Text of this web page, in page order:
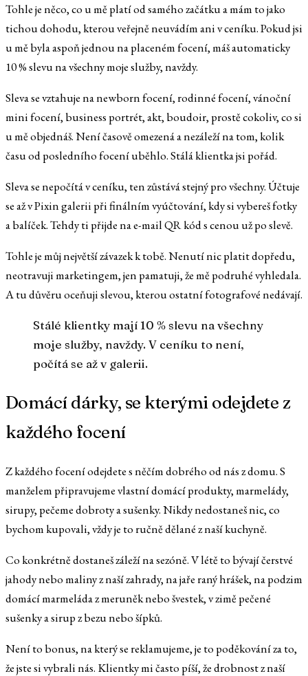
Tohle je něco, co u mě platí od samého začátku a mám to jako
tichou dohodu, kterou veřejně neuvádím ani v ceníku. Pokud jsi
u mě byla aspoň jednou na placeném focení, máš automaticky
10 % slevu na všechny moje služby, navždy.
Sleva se vztahuje na newborn focení, rodinné focení, vánoční
mini focení, business portrét, akt, boudoir, prostě cokoliv, co si
u mě objednáš. Není časově omezená a nezáleží na tom, kolik
času od posledního focení uběhlo. Stálá klientka jsi pořád.
Sleva se nepočítá v ceníku, ten zůstává stejný pro všechny. Účtuje
se až v Pixin galerii při finálním vyúčtování, kdy si vybereš fotky
a balíček. Tehdy ti přijde na e-mail QR kód s cenou už po slevě.
Tohle je můj největší závazek k tobě. Nenutí nic platit dopředu,
neotravuji marketingem, jen pamatuji, že mě podruhé vyhledala.
A tu důvěru oceňuji slevou, kterou ostatní fotografové nedávají.
Stálé klientky mají 10 % slevu na všechny
moje služby, navždy. V ceníku to není,
počítá se až v galerii.
Domácí dárky, se kterými odejdete z
každého focení
Z každého focení odejdete s něčím dobrého od nás z domu. S
manželem připravujeme vlastní domácí produkty, marmelády,
sirupy, pečeme dobroty a sušenky. Nikdy nedostaneš nic, co
bychom kupovali, vždy je to ručně dělané z naší kuchyně.
Co konkrétně dostaneš záleží na sezóně. V létě to bývají čerstvé
jahody nebo maliny z naší zahrady, na jaře raný hrášek, na podzim
domácí marmeláda z meruněk nebo švestek, v zimě pečené
sušenky a sirup z bezu nebo šípků.
Není to bonus, na který se reklamujeme, je to poděkování za to,
že jste si vybrali nás. Klientky mi často píší, že drobnost z naší